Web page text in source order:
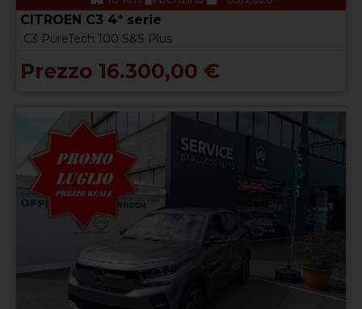
CITROEN C3 4ª serie
C3 PureTech 100 S&S Plus
Prezzo 16.300,00 €